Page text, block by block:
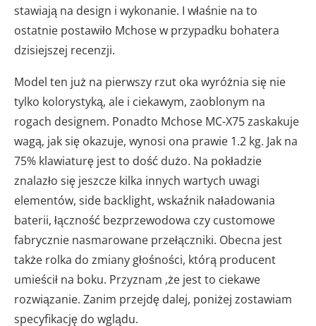
stawiają na design i wykonanie. I właśnie na to
ostatnie postawiło Mchose w przypadku bohatera
dzisiejszej recenzji.
Model ten już na pierwszy rzut oka wyróżnia się nie
tylko kolorystyką, ale i ciekawym, zaoblonym na
rogach designem. Ponadto Mchose MC-X75 zaskakuje
wagą, jak się okazuje, wynosi ona prawie 1.2 kg. Jak na
75% klawiaturę jest to dość dużo. Na pokładzie
znalazło się jeszcze kilka innych wartych uwagi
elementów, side backlight, wskaźnik naładowania
baterii, łączność bezprzewodowa czy customowe
fabrycznie nasmarowane przełączniki. Obecna jest
także rolka do zmiany głośności, którą producent
umieścił na boku. Przyznam ,że jest to ciekawe
rozwiązanie. Zanim przejdę dalej, poniżej zostawiam
specyfikację do wglądu.